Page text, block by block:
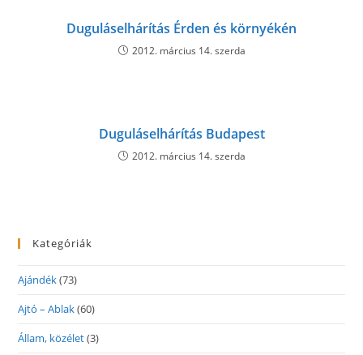
Duguláselhárítás Érden és környékén
2012. március 14. szerda
Duguláselhárítás Budapest
2012. március 14. szerda
Kategóriák
Ajándék(73)
Ajtó – Ablak(60)
Állam, közélet(3)